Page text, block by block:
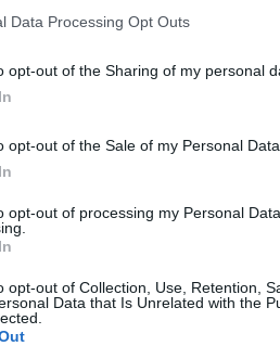
Data Processing Opt Outs
opt-out of the Sharing of my personal
opt-out of the Sale of my Personal Data.
opt-out of processing my Personal
opt-out of Collection, Use, Retention,
Data that Is Unrelated with the
στοGoogle Newsκαι μάθετε
γιαΜόδα,Ομορφιά,
και στο Instagram